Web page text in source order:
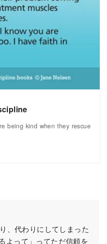
being kind when they rescue
、代わりにしてしまった
よって」ってただ信頼を